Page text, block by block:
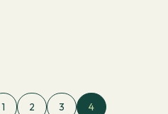
1 2 3 4